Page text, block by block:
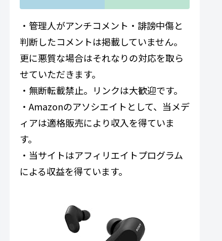
・管理人がアンチコメント・誹謗中傷と
判断したコメントは掲載していません。
更に悪質な場合はそれなりの対応を取ら
せていただきます。
・無断転載禁止。リンクは大歓迎です。
・Amazonのアソシエイトとして、当メデ
ィアは適格販売により収入を得ていま
す。
・当サイトはアフィリエイトプログラム
による収益を得ています。